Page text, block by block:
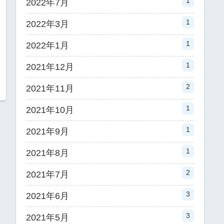
2022年7月
2022年3月 1
2022年1月 1
2021年12月 1
2021年11月 2
2021年10月 1
2021年9月 1
2021年8月 1
2021年7月 2
2021年6月 3
2021年5月 3